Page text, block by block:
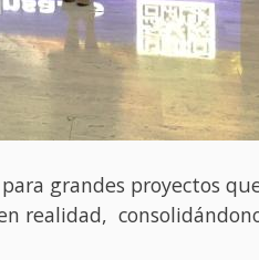
grandes proyectos
realidad,